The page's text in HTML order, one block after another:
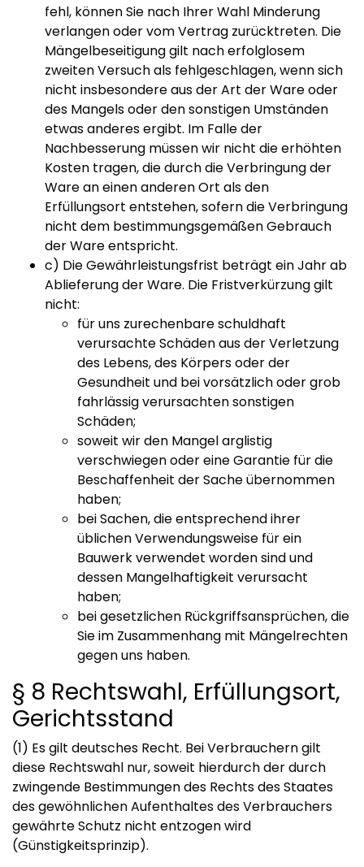
fehl, können Sie nach Ihrer Wahl Minderung
verlangen oder vom Vertrag zurücktreten. Die
Mängelbeseitigung gilt nach erfolglosem
zweiten Versuch als fehlgeschlagen, wenn sich
nicht insbesondere aus der Art der Ware oder
des Mangels oder den sonstigen Umständen
etwas anderes ergibt. Im Falle der
Nachbesserung müssen wir nicht die erhöhten
Kosten tragen, die durch die Verbringung der
Ware an einen anderen Ort als den
Erfüllungsort entstehen, sofern die Verbringung
nicht dem bestimmungsgemäßen Gebrauch
der Ware entspricht.
c) Die Gewährleistungsfrist beträgt ein Jahr ab
Ablieferung der Ware. Die Fristverkürzung gilt
nicht:
für uns zurechenbare schuldhaft
verursachte Schäden aus der Verletzung
des Lebens, des Körpers oder der
Gesundheit und bei vorsätzlich oder grob
fahrlässig verursachten sonstigen
Schäden;
soweit wir den Mangel arglistig
verschwiegen oder eine Garantie für die
Beschaffenheit der Sache übernommen
haben;
bei Sachen, die entsprechend ihrer
üblichen Verwendungsweise für ein
Bauwerk verwendet worden sind und
dessen Mangelhaftigkeit verursacht
haben;
bei gesetzlichen Rückgriffsansprüchen, die
Sie im Zusammenhang mit Mängelrechten
gegen uns haben.
§ 8 Rechtswahl, Erfüllungsort,
Gerichtsstand
(1) Es gilt deutsches Recht. Bei Verbrauchern gilt
diese Rechtswahl nur, soweit hierdurch der durch
zwingende Bestimmungen des Rechts des Staates
des gewöhnlichen Aufenthaltes des Verbrauchers
gewährte Schutz nicht entzogen wird
(Günstigkeitsprinzip).